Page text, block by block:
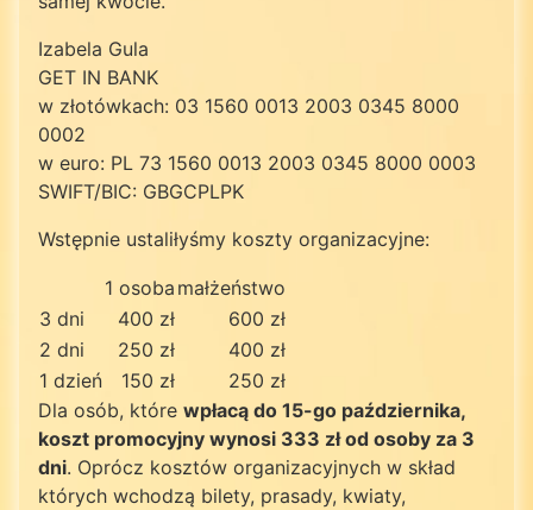
Izabela Gula
GET IN BANK
w złotówkach: 03 1560 0013 2003 0345 8000
0002
w euro: PL 73 1560 0013 2003 0345 8000 0003
SWIFT/BIC: GBGCPLPK
Wstępnie ustaliłyśmy koszty organizacyjne:
1 osoba małżeństwo
3 dni
400 zł
600 zł
2 dni
250 zł
400 zł
1 dzień
150 zł
250 zł
Dla osób, które wpłacą do 15-go października,
koszt promocyjny wynosi 333 zł od osoby za 3
dni. Oprócz kosztów organizacyjnych w skład
których wchodzą bilety, prasady, kwiaty,